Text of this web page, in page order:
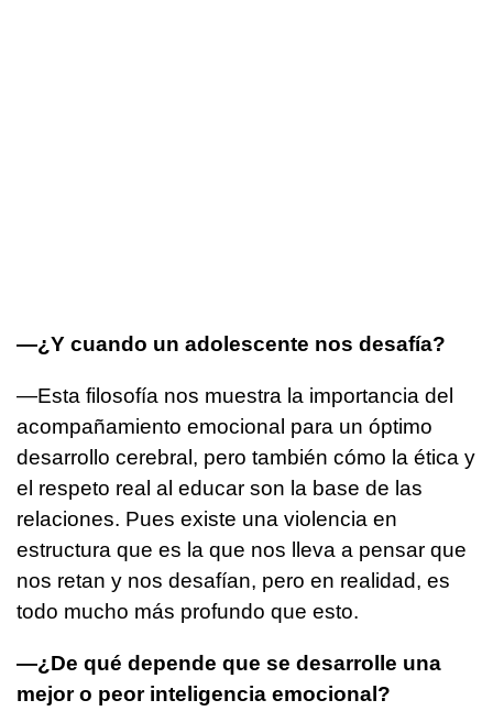
—¿Y cuando un adolescente nos desafía?
—Esta filosofía nos muestra la importancia del
acompañamiento emocional para un óptimo
desarrollo cerebral, pero también cómo la ética y
el respeto real al educar son la base de las
relaciones. Pues existe una violencia en
estructura que es la que nos lleva a pensar que
nos retan y nos desafían, pero en realidad, es
todo mucho más profundo que esto.
—¿De qué depende que se desarrolle una
mejor o peor inteligencia emocional?